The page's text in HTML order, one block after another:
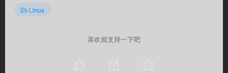
Linux
喜欢就支持一下吧